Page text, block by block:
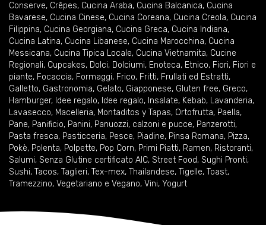
Conserve, Crêpes, Cucina Araba, Cucina Balcanica, Cucina
Bavarese, Cucina Cinese, Cucina Coreana, Cucina Creola, Cucina
Filippina, Cucina Georgiana, Cucina Greca, Cucina Indiana,
Cucina Latina, Cucina Libanese, Cucina Marocchina, Cucina
Messicana, Cucina Tipica Locale, Cucina Vietnamita, Cucine
Regionali, Cupcakes, Dolci, Dolciumi, Enoteca, Etnico, Fiori, Fiori e
piante, Focaccia, Formaggi, Frico, Fritti, Frullati ed Estratti,
Galletto, Gastronomia, Gelato, Giapponese, Gluten free, Greco,
Hamburger, Idee regalo, Idee regalo, Insalate, Kebab, Lavanderia,
Lavasecco, Macelleria, Montaditos y Tapas, Ortofrutta, Paella,
Pane, Panificio, Panini, Panuozzi, calzoni e pucce, Panzerotti,
Pasta fresca, Pasticceria, Pesce, Piadine, Pinsa Romana, Pizza,
Pokè, Polenta, Polpette, Pop Corn, Primi Piatti, Ramen, Ristoranti,
Salumi, Senza Glutine certificato AIC, Street Food, Sughi Pronti,
Sushi, Tacos, Taglieri, Tex-mex, Thailandese, Tigelle, Toast,
Tramezzino, Vegetariano e Vegano, Vini, Yogurt